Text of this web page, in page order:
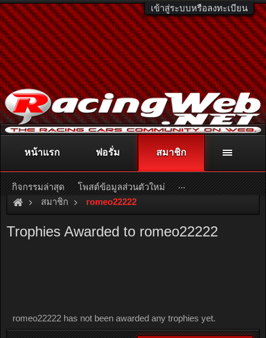
เข้าสู่ระบบหรือลงทะเบียน
ติดต่อลงโฆษณา racingweb@gmail.comหรือโทร. 081-811-1138
หรืออ่านรายละเอียดเพิ่มเติม คลิกที่นี่
สมาชิก romeo22222
Trophies Awarded to romeo22222
romeo22222 has not been awarded any trophies yet.
หน้าแรก ฟอรั่ม สมาชิก
กิจกรรมล่าสุด โพสต์ข้อมูลส่วนตัวใหม่ ...